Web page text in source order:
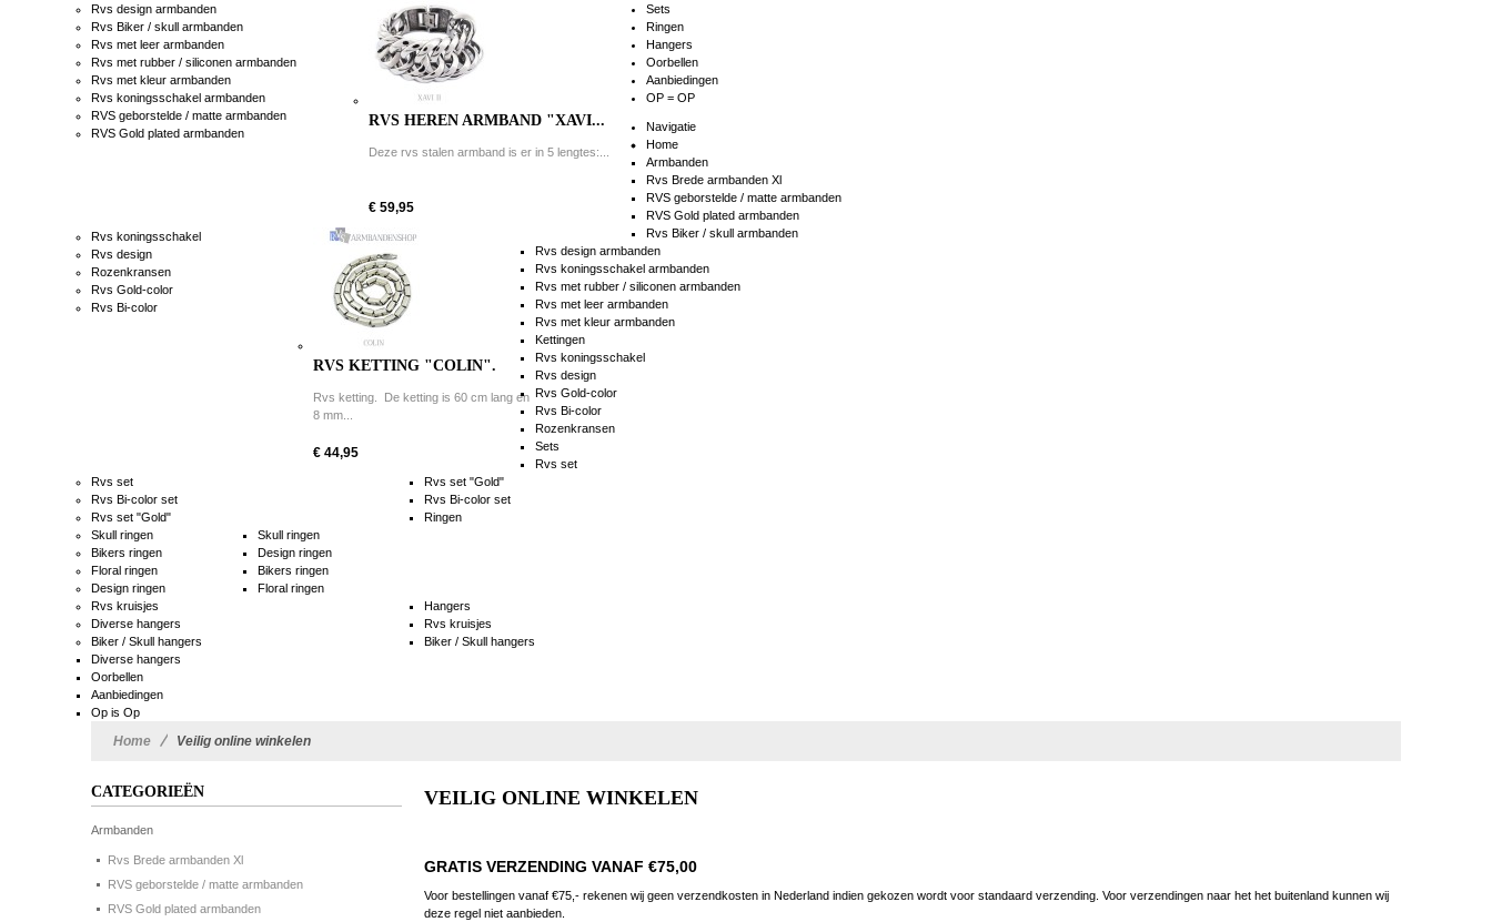
Rvs design armbanden
Rvs Biker / skull armbanden
Rvs met leer armbanden
Rvs met rubber / siliconen armbanden
Rvs met kleur armbanden
Rvs koningsschakel armbanden
RVS geborstelde / matte armbanden
RVS Gold plated armbanden
RVS HEREN ARMBAND "XAVI...
Deze rvs stalen armband is er in 5 lengtes:...
€ 59,95
Rvs koningsschakel
Rvs design
Rozenkransen
Rvs Gold-color
Rvs Bi-color
RVS KETTING "COLIN".
Rvs ketting. De ketting is 60 cm lang en
8 mm...
€ 44,95
Sets
Rvs set
Rvs Bi-color set
Rvs set "Gold"
Ringen
Skull ringen
Bikers ringen
Floral ringen
Design ringen
Hangers
Rvs kruisjes
Diverse hangers
Biker / Skull hangers
Oorbellen
Aanbiedingen
OP = OP
Navigatie
Home
Armbanden
Rvs Brede armbanden Xl
RVS geborstelde / matte armbanden
RVS Gold plated armbanden
Rvs Biker / skull armbanden
Rvs design armbanden
Rvs koningsschakel armbanden
Rvs met rubber / siliconen armbanden
Rvs met leer armbanden
Rvs met kleur armbanden
Kettingen
Rvs koningsschakel
Rvs design
Rvs Gold-color
Rvs Bi-color
Rozenkransen
Sets
Rvs set
Rvs set "Gold"
Rvs Bi-color set
Ringen
Skull ringen
Design ringen
Bikers ringen
Floral ringen
Hangers
Rvs kruisjes
Biker / Skull hangers
Diverse hangers
Oorbellen
Aanbiedingen
Op is Op
Home > Veilig online winkelen
CATEGORIEËN
Armbanden
Rvs Brede armbanden Xl
RVS geborstelde / matte armbanden
RVS Gold plated armbanden
VEILIG ONLINE WINKELEN
GRATIS VERZENDING VANAF €75,00
Voor bestellingen vanaf €75,- rekenen wij geen verzendkosten in Nederland indien gekozen wordt voor standaard verzending. Voor verzendingen naar het het buitenland kunnen wij
deze regel niet aanbieden.